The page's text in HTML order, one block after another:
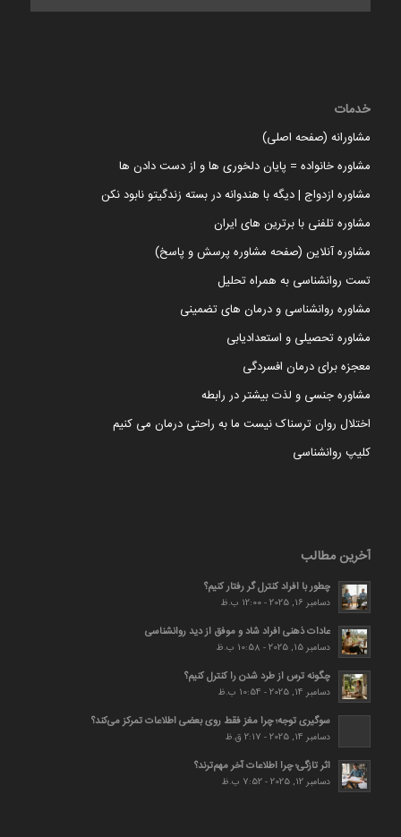
خدمات
مشاورانه (صفحه اصلی)
مشاوره خانواده = پایان دلخوری ها و از دست دادن ها
مشاوره ازدواج | دیگه با هندوانه در بسته زندگیتو نابود نکن
مشاوره تلفنی با برترین های ایران
مشاوره آنلاین (صفحه مشاوره پرسش و پاسخ)
تست روانشناسی به همراه تحلیل
مشاوره روانشناسی و درمان های تضمینی
مشاوره تحصیلی و استعدادیابی
معجزه برای درمان افسردگی
مشاوره جنسی و لذت بیشتر در رابطه
اختلال روان ترسناک نیست ما به راحتی درمان می کنیم
کلیپ روانشناسی
آخرین مطالب
چطور با افراد کنترل گر رفتار کنیم؟
دسامبر 16, 2025 - 12:00 ب.ظ
عادات ذهنی افراد شاد و موفق از دید روانشناسی
دسامبر 15, 2025 - 10:58 ب.ظ
چگونه ترس از طرد شدن را کنترل کنیم؟
دسامبر 14, 2025 - 10:54 ب.ظ
سوگیری توجه؛ چرا مغز فقط روی بعضی اطلاعات تمرکز می‌کند؟
دسامبر 14, 2025 - 2:17 ق.ظ
اثر تازگی؛ چرا اطلاعات آخر مهم‌ترند؟
دسامبر 12, 2025 - 7:52 ب.ظ